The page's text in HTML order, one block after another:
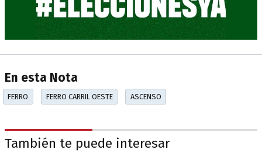
En esta Nota
FERRO FERRO CARRIL OESTE ASCENSO
También te puede interesar